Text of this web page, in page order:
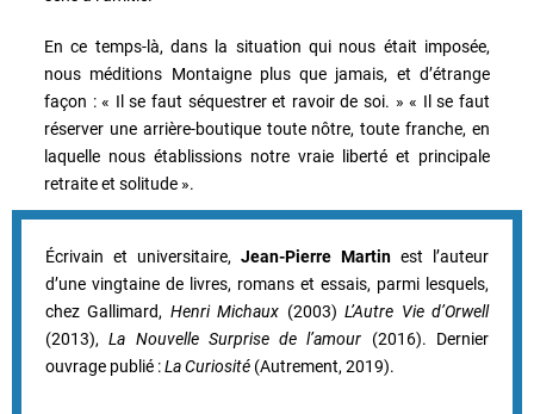
En ce temps-là, dans la situation qui nous était imposée,
nous méditions Montaigne plus que jamais, et d’étrange
façon : « Il se faut séquestrer et ravoir de soi. » « Il se faut
réserver une arrière-boutique toute nôtre, toute franche, en
laquelle nous établissions notre vraie liberté et principale
retraite et solitude ».
Écrivain et universitaire, Jean-Pierre Martin est l’auteur
d’une vingtaine de livres, romans et essais, parmi lesquels,
chez Gallimard, Henri Michaux (2003)L’Autre Vie d’Orwell
(2013),La Nouvelle Surprise de l’amour (2016). Dernier
ouvrage publié :La Curiosité (Autrement, 2019).